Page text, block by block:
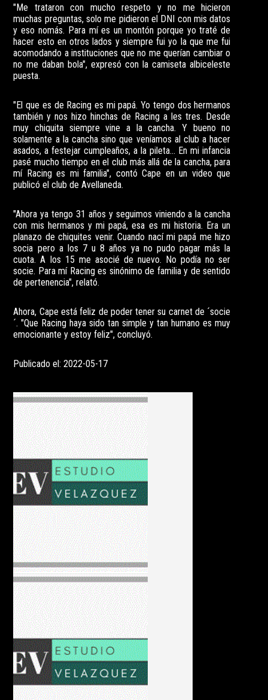
"Me trataron con mucho respeto y no me hicieron
muchas preguntas, solo me pidieron el DNI con mis datos
y eso nomás. Para mí es un montón porque yo traté de
hacer esto en otros lados y siempre fui yo la que me fui
acomodando a instituciones que no me querían cambiar o
no me daban bola", expresó con la camiseta albiceleste
puesta.
"El que es de Racing es mi papá. Yo tengo dos hermanos
también y nos hizo hinchas de Racing a les tres. Desde
muy chiquita siempre vine a la cancha. Y bueno no
solamente a la cancha sino que veníamos al club a hacer
asados, a festejar cumpleaños, a la pileta... En mi infancia
pasé mucho tiempo en el club más allá de la cancha, para
mí Racing es mi familia", contó Cape en un video que
publicó el club de Avellaneda.
"Ahora ya tengo 31 años y seguimos viniendo a la cancha
con mis hermanos y mi papá, esa es mi historia. Era un
planazo de chiquites venir. Cuando nací mi papá me hizo
socia pero a los 7 u 8 años ya no pudo pagar más la
cuota. A los 15 me asocié de nuevo. No podía no ser
socie. Para mí Racing es sinónimo de familia y de sentido
de pertenencia", relató.
Ahora, Cape está feliz de poder tener su carnet de ´socie
´. "Que Racing haya sido tan simple y tan humano es muy
emocionante y estoy feliz", concluyó.
Publicado el: 2022-05-17